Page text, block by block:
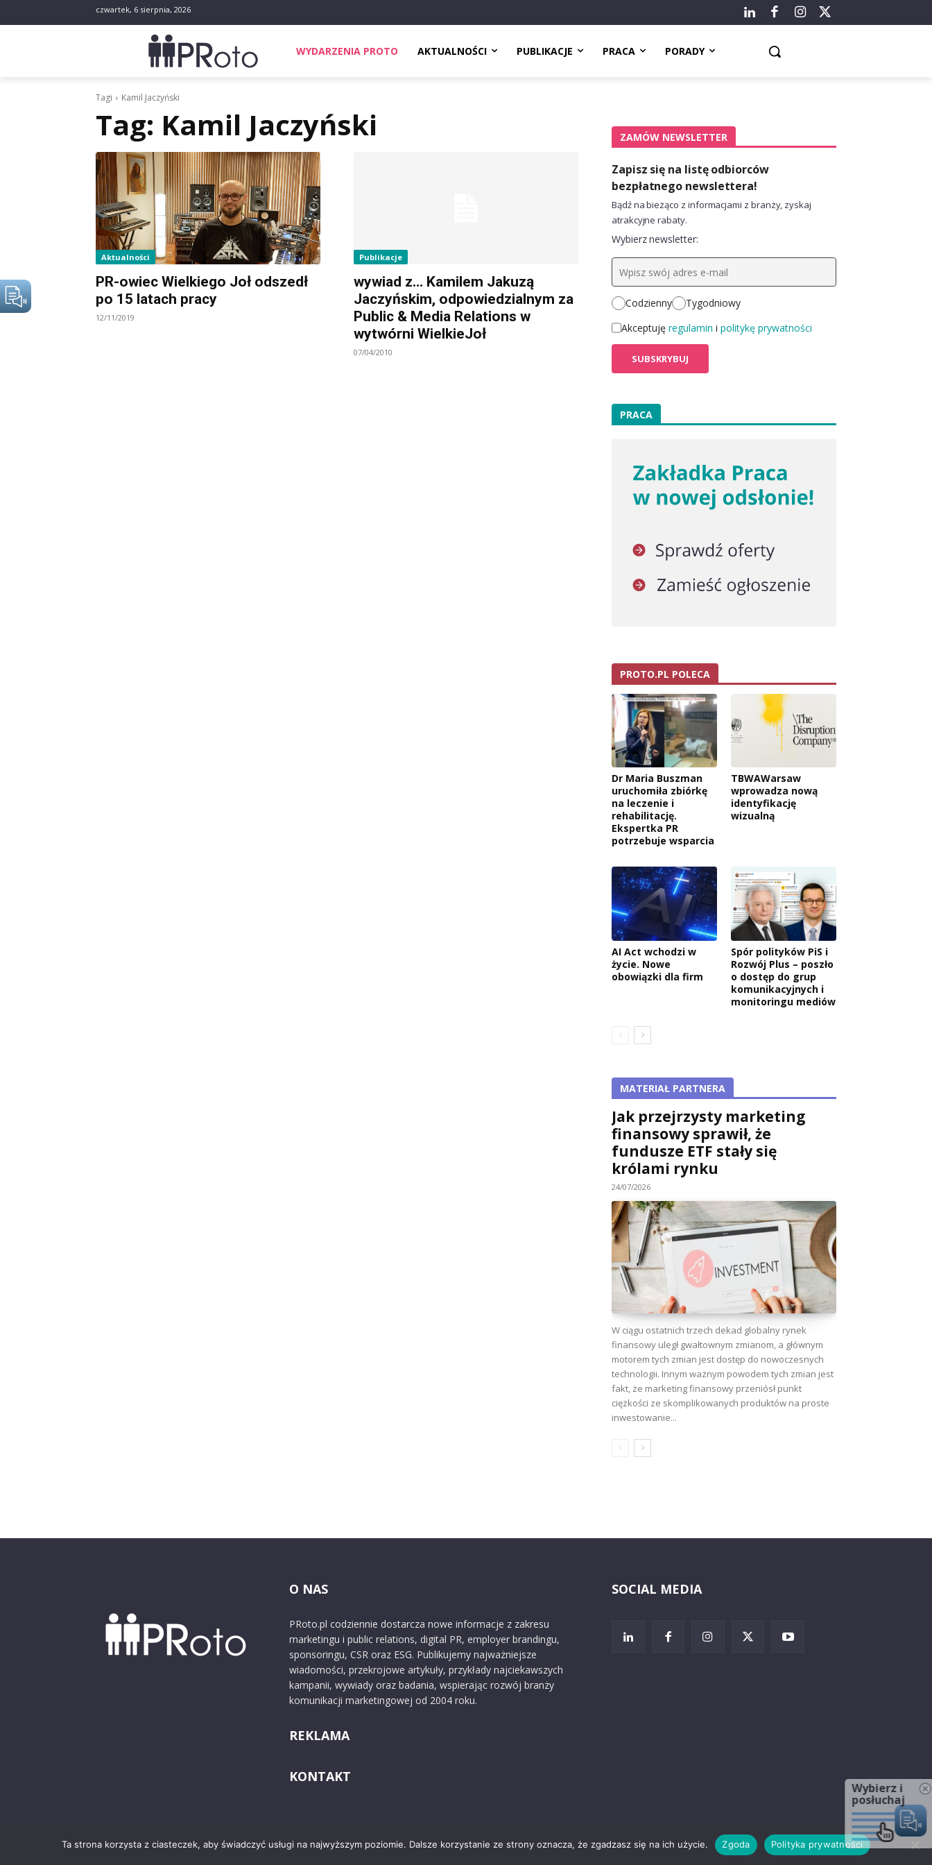
czwartek, 6 sierpnia, 2026
WYDARZENIA PROTO AKTUALNOŚCI PUBLIKACJE PRACA PORADY
Tagi Kamil Jaczyński
Tag: Kamil Jaczyński
Aktualności
PR-owiec Wielkiego Joł odszedł
po 15 latach pracy
12/11/2019
Publikacje
wywiad z… Kamilem Jakuzą
Jaczyńskim, odpowiedzialnym za
Public & Media Relations w
wytwórni WielkieJoł
07/04/2010
ZAMÓW NEWSLETTER
Zapisz się na listę odbiorców
bezpłatnego newslettera!
Bądź na bieżąco z informacjami z branży, zyskaj
atrakcyjne rabaty.
Wybierz newsletter:
Codzienny
Tygodniowy
Akceptuję regulamin i politykę prywatności
PRACA
PROTO.PL POLECA
Dr Maria Buszman
uruchomiła zbiórkę
na leczenie i
rehabilitację.
Ekspertka PR
potrzebuje wsparcia
TBWAWarsaw
wprowadza nową
identyfikację
wizualną
AI Act wchodzi w
życie. Nowe
obowiązki dla firm
Spór polityków PiS i
Rozwój Plus – poszło
o dostęp do grup
komunikacyjnych i
monitoringu mediów
MATERIAŁ PARTNERA
Jak przejrzysty marketing
finansowy sprawił, że
fundusze ETF stały się
królami rynku
24/07/2026
W ciągu ostatnich trzech dekad globalny rynek
finansowy uległ gwałtownym zmianom, a głównym
motorem tych zmian jest dostęp do nowoczesnych
technologii. Innym ważnym powodem tych zmian jest
fakt, że marketing finansowy przeniósł punkt
ciężkości ze skomplikowanych produktów na proste
inwestowanie...
O NAS
PRoto.pl codziennie dostarcza nowe informacje z zakresu
marketingu i public relations, digital PR, employer brandingu,
sponsoringu, CSR oraz ESG. Publikujemy najważniejsze
wiadomości, przekrojowe artykuły, przykłady najciekawszych
kampanii, wywiady oraz badania, wspierając rozwój branży
komunikacji marketingowej od 2004 roku.
REKLAMA
KONTAKT
SOCIAL MEDIA
© 2024 PRoto.pl O nas Reklama Zastrzeżenia prawne
Ta strona korzysta z ciasteczek, aby świadczyć usługi na najwyższym poziomie. Dalsze korzystanie ze strony oznacza, że zgadzasz się na ich użycie. Zgoda Polityka prywatności
Wybierz i
posłuchaj